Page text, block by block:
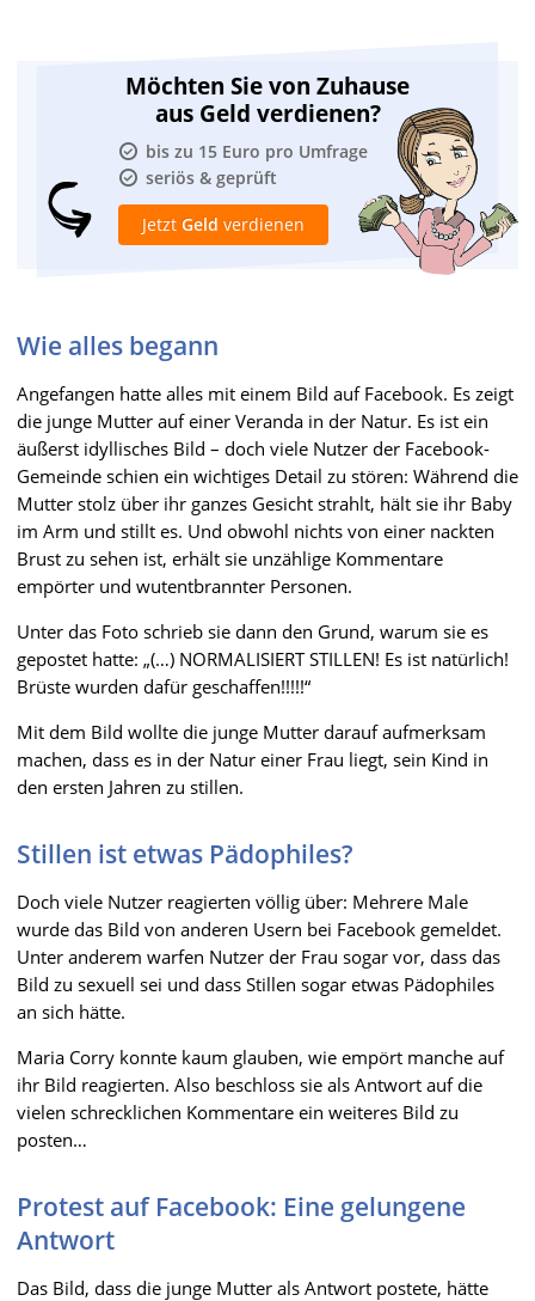
Möchten Sie von Zuhause
aus Geld verdienen?
bis zu 15 Euro pro Umfrage
seriös & geprüft
Jetzt Geld verdienen
Wie alles begann
Angefangen hatte alles mit einem Bild auf Facebook. Es zeigt
die junge Mutter auf einer Veranda in der Natur. Es ist ein
äußerst idyllisches Bild – doch viele Nutzer der Facebook-
Gemeinde schien ein wichtiges Detail zu stören: Während die
Mutter stolz über ihr ganzes Gesicht strahlt, hält sie ihr Baby
im Arm und stillt es. Und obwohl nichts von einer nackten
Brust zu sehen ist, erhält sie unzählige Kommentare
empörter und wutentbrannter Personen.
Unter das Foto schrieb sie dann den Grund, warum sie es
gepostet hatte: „(…) NORMALISIERT STILLEN! Es ist natürlich!
Brüste wurden dafür geschaffen!!!!!“
Mit dem Bild wollte die junge Mutter darauf aufmerksam
machen, dass es in der Natur einer Frau liegt, sein Kind in
den ersten Jahren zu stillen.
Stillen ist etwas Pädophiles?
Doch viele Nutzer reagierten völlig über: Mehrere Male
wurde das Bild von anderen Usern bei Facebook gemeldet.
Unter anderem warfen Nutzer der Frau sogar vor, dass das
Bild zu sexuell sei und dass Stillen sogar etwas Pädophiles
an sich hätte.
Maria Corry konnte kaum glauben, wie empört manche auf
ihr Bild reagierten. Also beschloss sie als Antwort auf die
vielen schrecklichen Kommentare ein weiteres Bild zu
posten…
Protest auf Facebook: Eine gelungene
Antwort
Das Bild, dass die junge Mutter als Antwort postete, hätte